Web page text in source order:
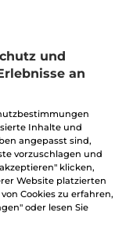
bewirtschaften
Felder
biologisch
und
an
Inhalte und
angepasst sind,
vorzuschlagen und
klicken,
Website platzierten
Cookies zu erfahren,
oder lesen Sie